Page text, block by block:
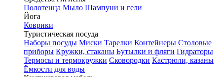
Полотенца Мыло Шампуни и гели
Йога
Коврики
Туристическая посуда
Наборы посуды Миски Тарелки Контейнеры Столовые
приборы Кружки, стаканы Бутылки и фляги Гидраторы
Термосы и термокружки Сковородки Кастрюли, казаны
Ёмкости для воды